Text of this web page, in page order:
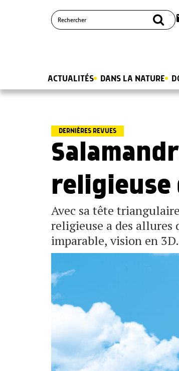
ACTUALITÉS DANS LA NATURE
DERNIÈRES REVUES
religieuse
Avec sa tête
religieuse a des allures
imparable, vision en